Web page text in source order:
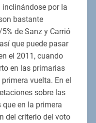
por la
bastante
de Sanz y Carrió
que puede pasar
el 2011, cuando
en las primarias
vuelta. En el
sobre las
en la primera
del criterio del voto